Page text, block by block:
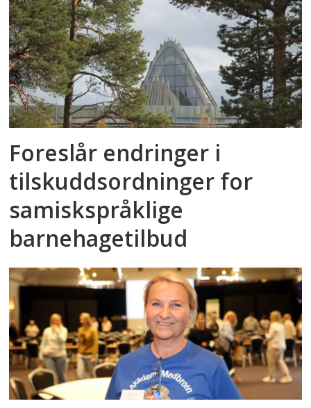
Foreslår endringer i
tilskuddsordninger for
samiskspråklige
barnehagetilbud